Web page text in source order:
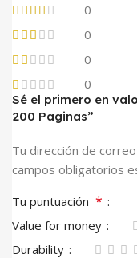
0
0
0
0
Sé el primero en
200 Paginas”
Tu dirección de
campos obligatorios
Tu puntuación *
Value for money
Durability